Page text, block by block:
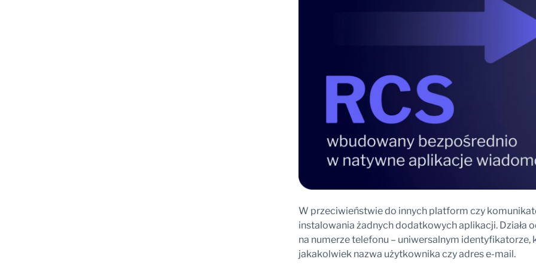
W przeciwieństwie do innych platform czy
instalowania żadnych dodatkowych aplikacji. Działa
na numerze telefonu – uniwersalnym identyfikatorze,
jakakolwiek nazwa użytkownika czy adres e-mail.